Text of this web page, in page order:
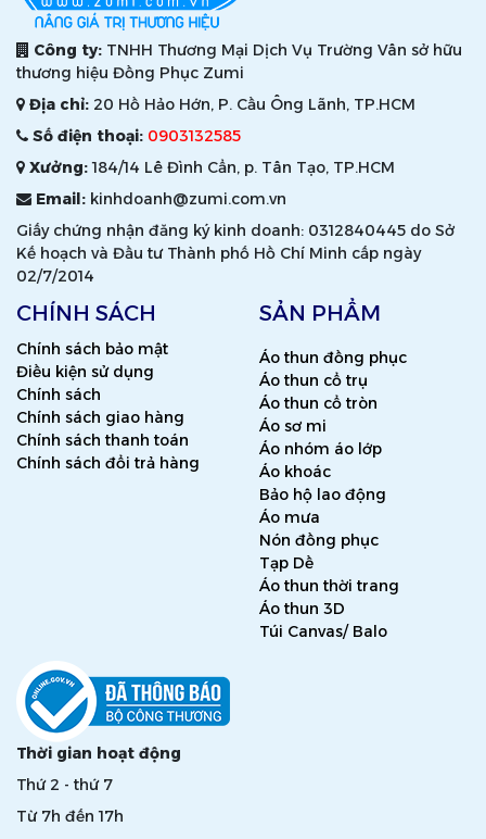
Công ty: TNHH Thương Mại Dịch Vụ Trường Vân sở hữu
thương hiệu Đồng Phục Zumi
Địa chỉ: 20 Hồ Hảo Hớn, P. Cầu Ông Lãnh, TP.HCM
Số điện thoại: 0903132585
Xưởng:184/14 Lê Đình Cẩn, p. Tân Tạo, TP.HCM
Email: kinhdoanh@zumi.com.vn
Giấy chứng nhận đăng ký kinh doanh: 0312840445 do Sở
Kế hoạch và Đầu tư Thành phố Hồ Chí Minh cấp ngày
02/7/2014
CHÍNH SÁCH
Chính sách bảo mật
Điều kiện sử dụng
Chính sách
Chính sách giao hàng
Chính sách thanh toán
Chính sách đổi trả hàng
SẢN PHẨM
Áo thun đồng phục
Áo thun cổ trụ
Áo thun cổ tròn
Áo sơ mi
Áo nhóm áo lớp
Áo khoác
Bảo hộ lao động
Áo mưa
Nón đồng phục
Tạp Dề
Áo thun thời trang
Áo thun 3D
Túi Canvas/ Balo
Thời gian hoạt động
Thứ 2 - thứ 7
Từ 7h đến 17h